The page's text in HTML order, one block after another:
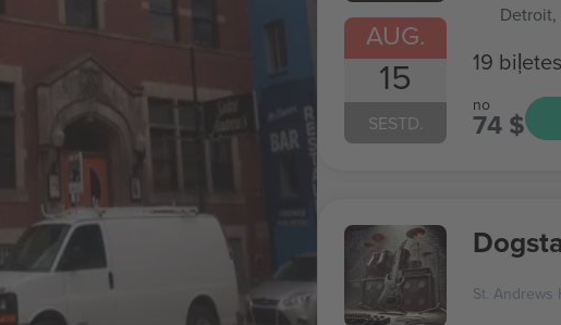
AUG.
15
SESTD.
Detroit,
19 biļetes
no
74 $
St. Andrews